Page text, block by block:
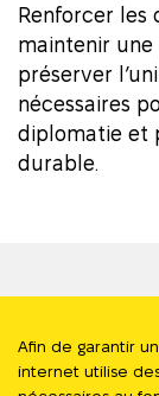
Renforcer les
maintenir une
préserver
nécessaires
diplomatie et
durable.
Afin de garantir
internet utilise